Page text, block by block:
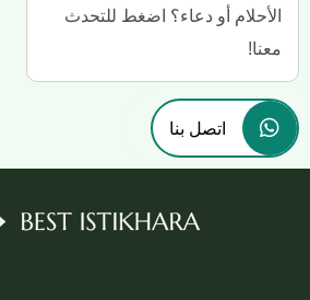
الأحلام أو دعاء؟ اضغط للتحدث
معنا!
اتصل بنا